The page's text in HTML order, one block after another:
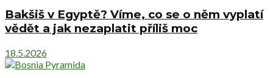
Bakšiš v Egyptě? Víme, co se o něm vyplatí
vědět a jak nezaplatit příliš moc
18.5.2026